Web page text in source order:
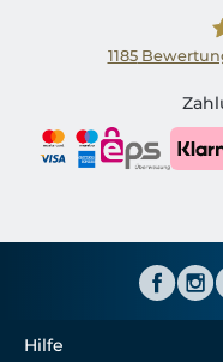
1185
Hilfe